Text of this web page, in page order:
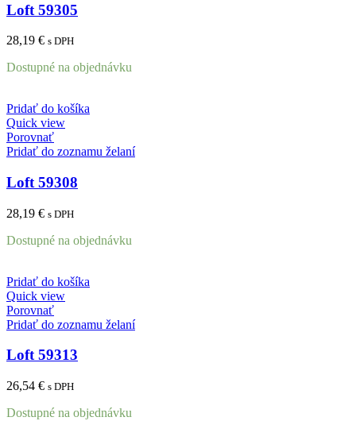
Loft 59305
28,19 € s DPH
Dostupné na objednávku
Pridať do košíka
Quick view
Porovnať
Pridať do zoznamu želaní
Loft 59308
28,19 € s DPH
Dostupné na objednávku
Pridať do košíka
Quick view
Porovnať
Pridať do zoznamu želaní
Loft 59313
26,54 € s DPH
Dostupné na objednávku